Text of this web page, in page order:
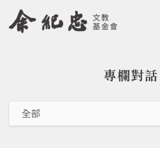
Jump to
Jump to Main
專欄對話